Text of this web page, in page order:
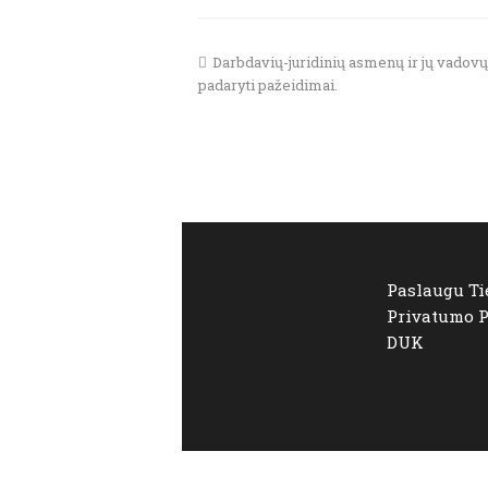
previous
post:
Darbdavių-juridinių asmenų ir jų
padaryti pažeidimai.
Paslaugu
Privatumo
DUK